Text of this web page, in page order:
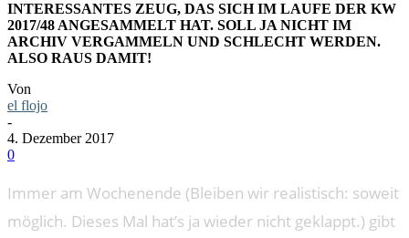
INTERESSANTES ZEUG, DAS SICH IM LAUFE DER KW
2017/48 ANGESAMMELT HAT. SOLL JA NICHT IM
ARCHIV VERGAMMELN UND SCHLECHT WERDEN.
ALSO RAUS DAMIT!
Von
el flojo
-
4. Dezember 2017
0
Immer am Wochenende (Bleiben wir realistisch: soweit
möglich. Dieses Mal hat’s ja wieder nicht geklappt.) gibt